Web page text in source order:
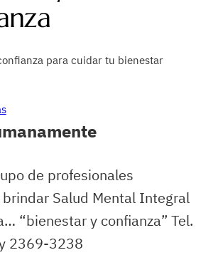
para cuidar tu bienestar
de profesionales
Salud Mental Integral
“bienestar y confianza” Tel.
2369-3238